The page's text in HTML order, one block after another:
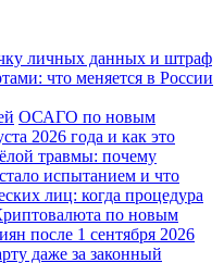
личных данных и штраф
что меняется в России
ОСАГО по новым
2026 года и как это
травмы: почему
испытанием и что
лиц: когда процедура
по новым
после 1 сентября 2026
даже за законный